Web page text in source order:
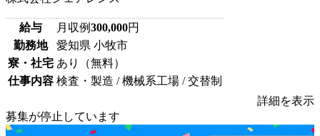
給与 月収例300,000円
勤務地
愛知県 小牧市
寮・社宅 あり（無料）
仕事内容 検査・製造 / 機械系工場 / 交替制
詳細を表示
募集が停止しています